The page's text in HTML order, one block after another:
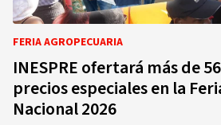
FERIA AGROPECUARIA
INESPRE ofertará más de
precios especiales en la
Nacional 2026